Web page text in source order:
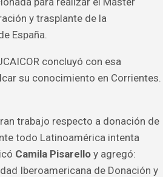
y trasplante de la
España.
concluyó con esa
su conocimiento en Corrientes.
trabajo respecto a donación de
todo Latinoamérica intenta
Camila Pisarello y agregó:
Iberoamericana de Donación y